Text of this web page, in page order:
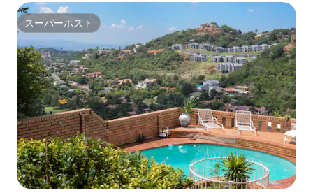
スーパーホスト
スーパーホスト